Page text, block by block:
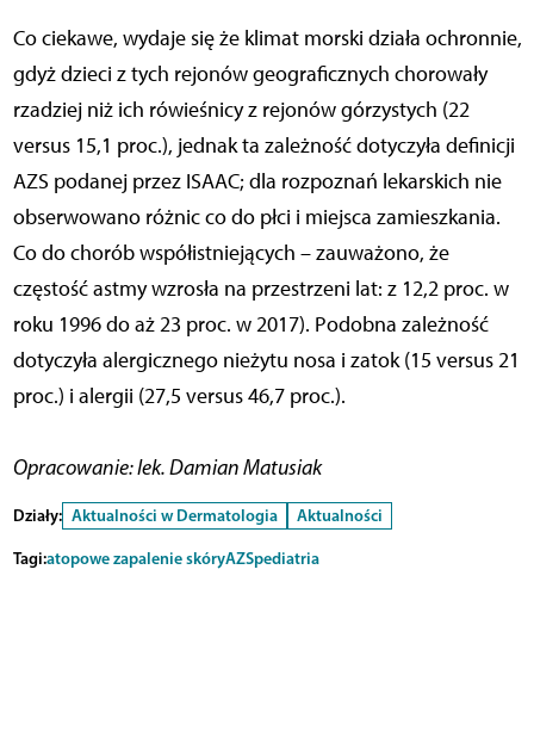
Co ciekawe, wydaje się że klimat morski działa ochronnie,
gdyż dzieci z tych rejonów geograficznych chorowały
rzadziej niż ich rówieśnicy z rejonów górzystych (22
versus 15,1 proc.), jednak ta zależność dotyczyła definicji
AZS podanej przez ISAAC; dla rozpoznań lekarskich nie
obserwowano różnic co do płci i miejsca zamieszkania.
Co do chorób współistniejących – zauważono, że
częstość astmy wzrosła na przestrzeni lat: z 12,2 proc. w
roku 1996 do aż 23 proc. w 2017). Podobna zależność
dotyczyła alergicznego nieżytu nosa i zatok (15 versus 21
proc.) i alergii (27,5 versus 46,7 proc.).
Opracowanie: lek. Damian Matusiak
Działy: Aktualności w Dermatologia
Aktualności
Tagi:atopowe zapalenie skóryAZSpediatria